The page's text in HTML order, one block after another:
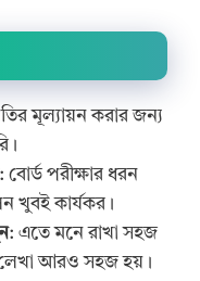
মূল্যায়ন করার জন্য
: বোর্ড পরীক্ষার ধরন
খুবই কার্যকর।
: এতে মনে রাখা সহজ
লেখা আরও সহজ হয়।